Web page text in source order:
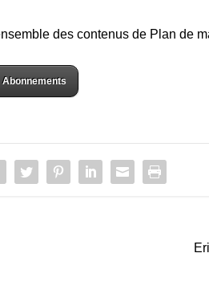
des contenus de Plan de
Abonnements